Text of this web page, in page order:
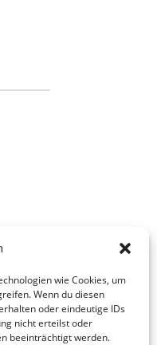
wie Cookies, um
Wenn du diesen
oder eindeutige IDs
nicht erteilst oder
beeinträchtigt werden.